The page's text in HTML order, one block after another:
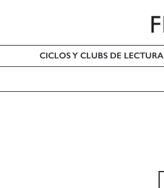
CICLOS Y CLUBS DE LECTURA